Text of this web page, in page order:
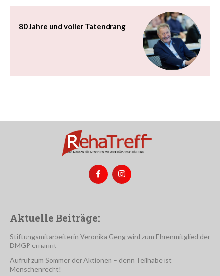
80 Jahre und voller Tatendrang
Aktuelle Beiträge:
Stiftungsmitarbeiterin Veronika Geng wird zum Ehrenmitglied der
DMGP ernannt
Aufruf zum Sommer der Aktionen – denn Teilhabe ist
Menschenrecht!